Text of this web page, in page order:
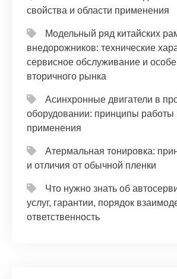
свойства и области применения
Модельный ряд китайских
внедорожников: технические
сервисное обслуживание и
вторичного рынка
Асинхронные двигатели в
оборудовании: принципы работы
применения
Атермальная тонировка:
и отличия от обычной пленки
Что нужно знать об
услуг, гарантии, порядок
ответственность